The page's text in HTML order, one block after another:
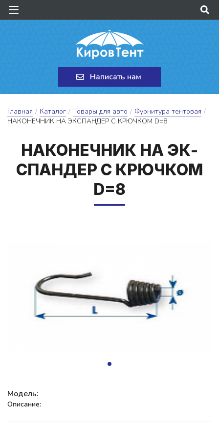
Написать нам
Главная / Каталог / Товары для авто / Фурнитура тентовая /
НАКОНЕЧНИК НА ЭКСПАНДЕР С КРЮЧКОМ D=8
НА­КО­НЕЧ­НИК НА ЭК­
СПАН­ДЕР С КРЮЧ­КОМ
D=8
Модель:
Описание: